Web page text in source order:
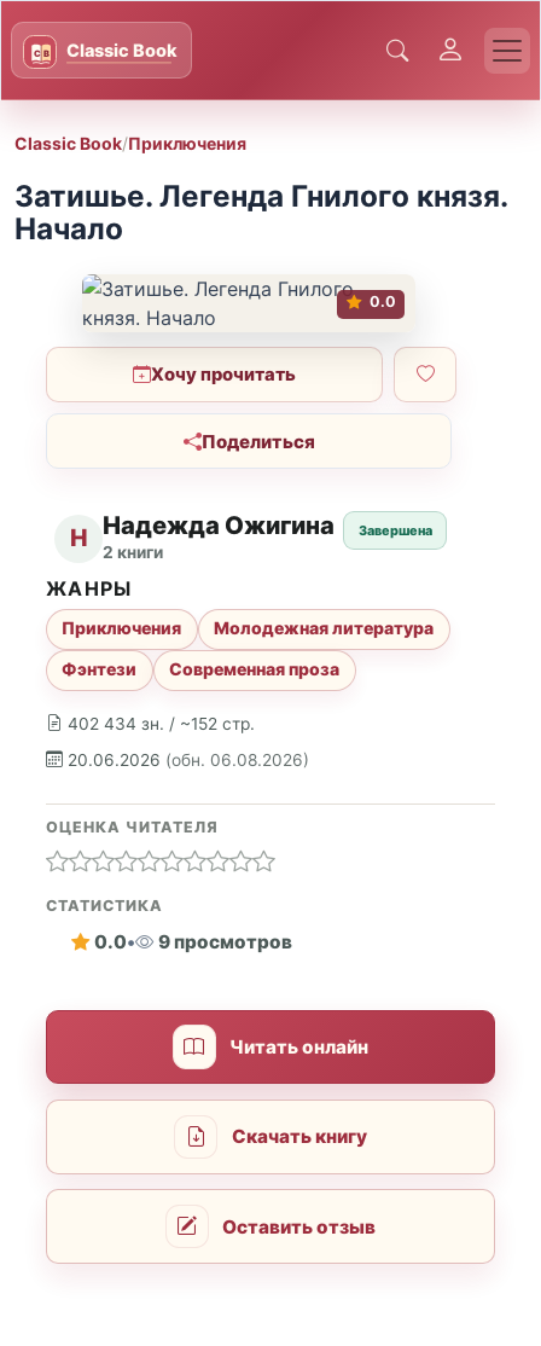
Classic Book/Приключения
Затишье. Легенда Гнилого князя.
Начало
0.0
Хочу прочитать
Поделиться
Н Надежда Ожигина
2 книги
Завершена
402 434 зн. / ~152 стр.
20.06.2026 (обн. 06.08.2026)
ЖАНРЫ
Приключения
Молодежная литература
Фэнтези
Современная проза
ОЦЕНКА ЧИТАТЕЛЯ
СТАТИСТИКА
0.0• 9 просмотров
Читать онлайн
Скачать книгу
Оставить отзыв